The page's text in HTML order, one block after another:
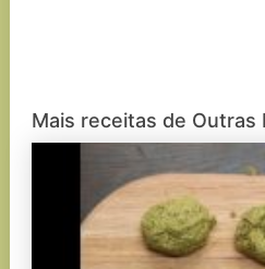
Mais receitas de Outras